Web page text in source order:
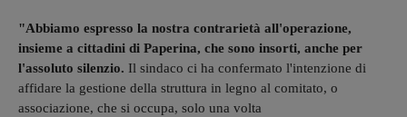
"Abbiamo espresso la nostra contrarietà all'operazione,
insieme a cittadini di Paperina, che sono insorti, anche per
l'assoluto silenzio. Il sindaco ci ha confermato l'intenzione di
affidare la gestione della struttura in legno al comitato, o
associazione, che si occupa, solo una volta